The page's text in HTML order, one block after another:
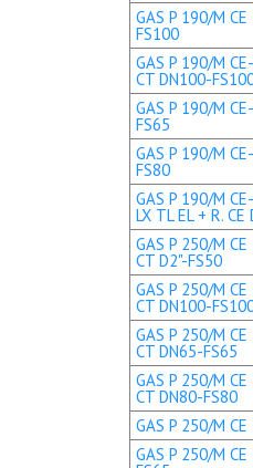
GAS P 190/M
FS100
GAS P 190/M
CT DN100-
GAS P 190/M
FS65
GAS P 190/M
FS80
GAS P 190/M CE-
LX TL EL + R.
GAS P 250/M CE
CT D2"-FS50
GAS P 250/M CE
CT DN100-
GAS P 250/M CE
CT DN65-FS65
GAS P 250/M CE
CT DN80-FS80
GAS P 250/M CE
GAS P 250/M